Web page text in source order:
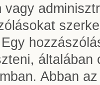
vagy
általában
Abban